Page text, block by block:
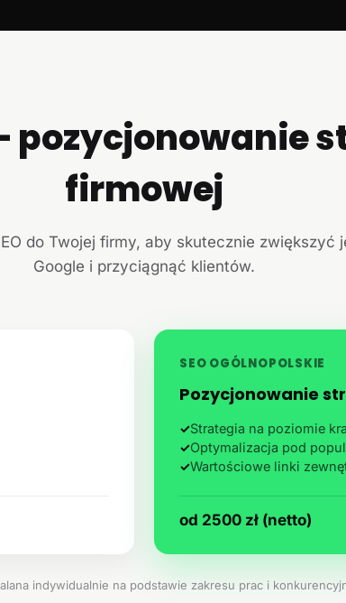
pozycjonowanie
firmowej
do Twojej firmy, aby skutecznie zwiększyć
Google i przyciągnąć klientów.
SEO OGÓLNOPOLSKIE
Pozycjonowanie
✓Strategia na poziomie
✓Optymalizacja pod
✓Wartościowe linki
od 2500 zł (netto)
indywidualnie na podstawie zakresu prac i